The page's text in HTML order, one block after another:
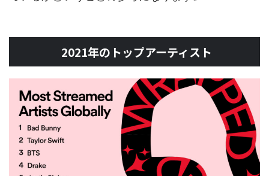
2021年のトップアーティスト